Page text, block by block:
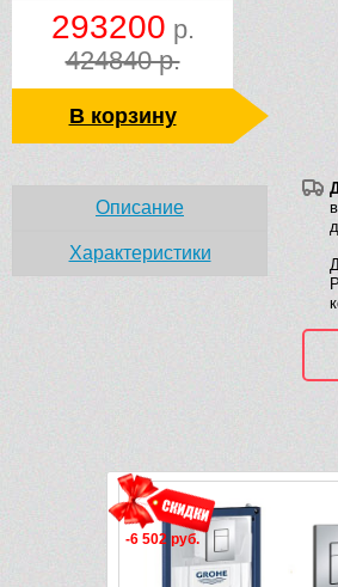
293200 р.
424840 р.
В корзину
Описание
Характеристики
Видео
-6 502 руб.